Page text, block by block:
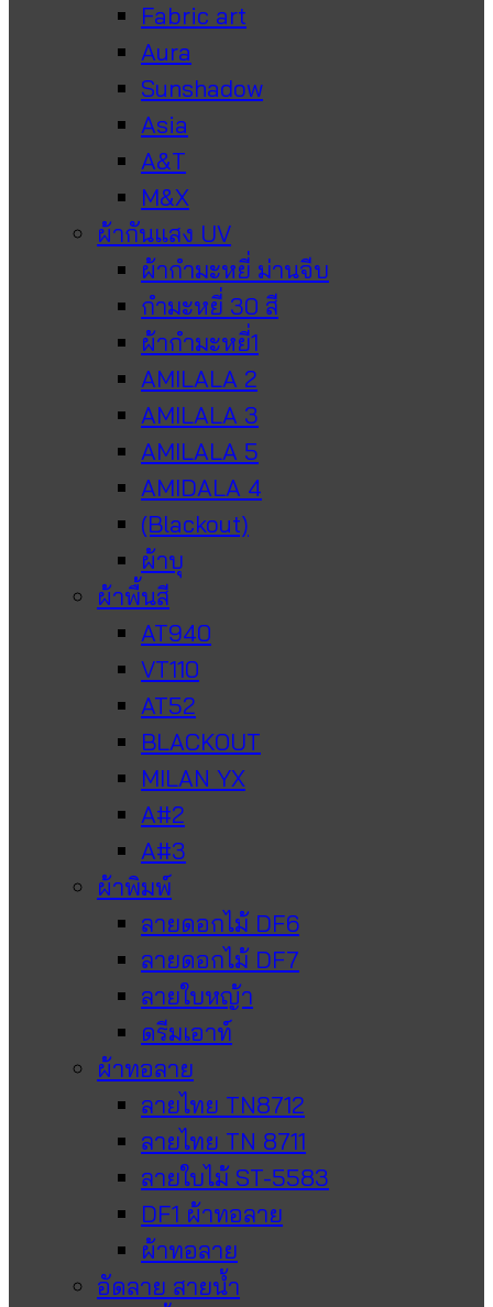
Fabric art
Aura
Sunshadow
Asia
A&T
M&X
ผ้ากันแสง UV
ผ้ากำมะหยี่ ม่านจีบ
กำมะหยี่ 30 สี
ผ้ากำมะหยี่1
AMILALA 2
AMILALA 3
AMILALA 5
AMIDALA 4
(Blackout)
ผ้าบุ
ผ้าพื้นสี
AT940
VT110
AT52
BLACKOUT
MILAN YX
A#2
A#3
ผ้าพิมพ์
ลายดอกไม้ DF6
ลายดอกไม้ DF7
ลายใบหญ้า
ดรีมเอาท์
ผ้าทอลาย
ลายไทย TN8712
ลายไทย TN 8711
ลายใบไม้ ST-5583
DF1 ผ้าทอลาย
ผ้าทอลาย
อัดลาย สายน้ำ